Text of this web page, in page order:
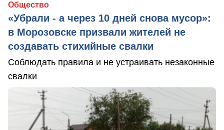
Общество
«Убрали - а через 10 дней снова мусор»:
в Морозовске призвали жителей не
создавать стихийные свалки
Соблюдать правила и не устраивать незаконные
свалки